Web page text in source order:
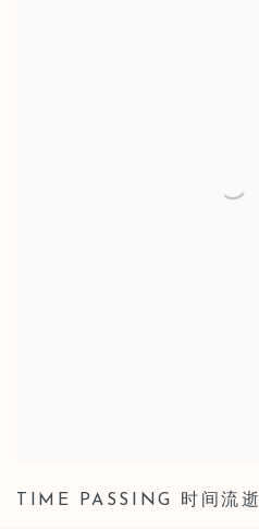
TIME PASSING 时间流逝